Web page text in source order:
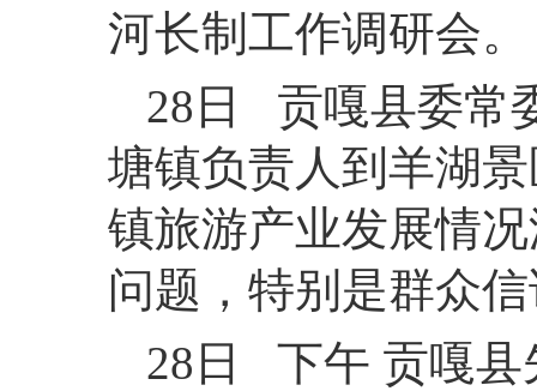
河长制工作调研会。
28日 贡嘎县委常
塘镇负责人到羊湖
镇旅游产业发展情
问题，特别是群众
28日 下午 贡嘎县